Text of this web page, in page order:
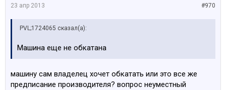
#970
23 апр 2013
PVL;1724065 сказал(а):
Машина еще не обкатана
машину сам владелец хочет обкатать или это все же
предписание производителя? вопрос неуместный